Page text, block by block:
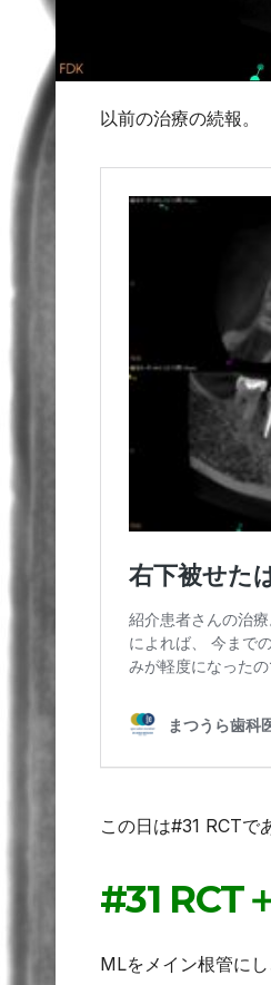
以前の治療の続報。
この日は#31 RCTで
#31 RCT
MLをメイン根管に